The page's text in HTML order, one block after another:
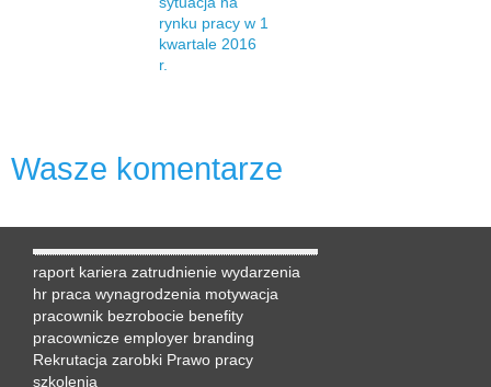
rynku pracy w 1
kwartale 2016
r.
Wasze komentarze
raport kariera zatrudnienie wydarzenia
hr praca wynagrodzenia motywacja
pracownik bezrobocie benefity
pracownicze employer branding
Rekrutacja zarobki Prawo pracy
szkolenia